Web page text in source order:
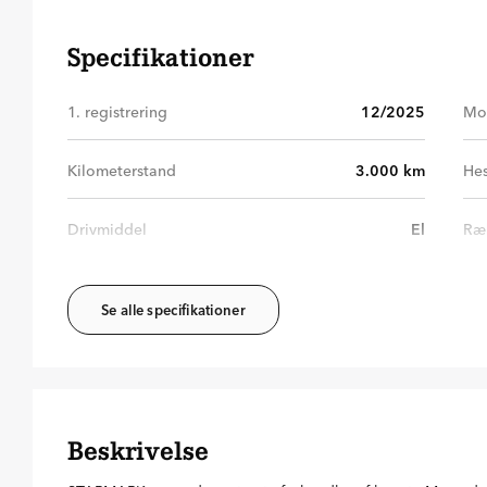
Specifikationer
1. registrering 12/2025
Kilometerstand 3.000 km
Drivmiddel El
Se alle specifikationer
Beskrivelse